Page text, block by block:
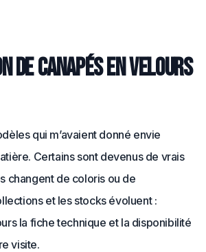
de canapés en velours
qui m’avaient donné envie
Certains sont devenus de vrais
changent de coloris ou de
et les stocks évoluent :
la fiche technique et la disponibilité
visite.